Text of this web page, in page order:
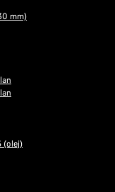
mm)
(olej)